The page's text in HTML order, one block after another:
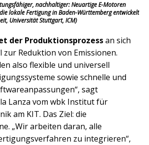
nachhaltiger: Neuartige E-Motoren
lokale Fertigung in Baden-Württemberg entwickelt
Universität Stuttgart, ICM)
der Produktionsprozessan sich
Reduktion von Emissionen.
also flexible und universell
sowie schnelle und
sagt
Lanza vom wbk Institut für
am KIT. Das Ziel: die
„Wir arbeiten daran, alle
zu integrieren“,